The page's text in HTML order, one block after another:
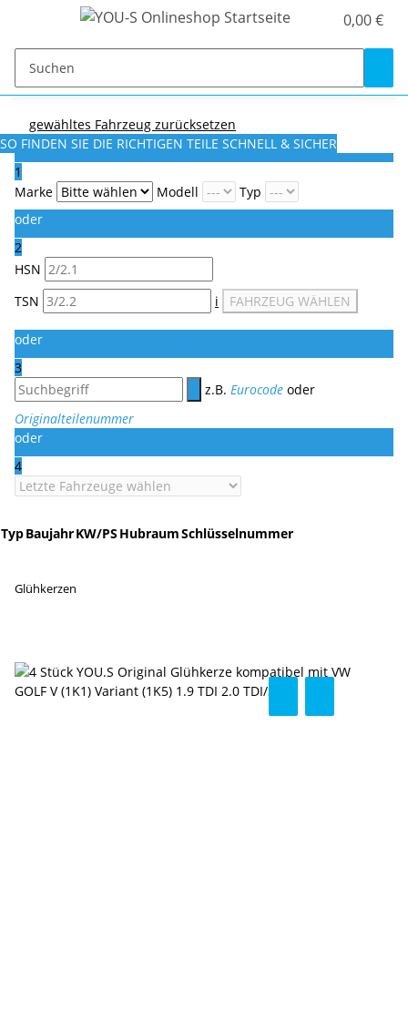
0,00 €
gewähltes Fahrzeug zurücksetzen
SO FINDEN SIE DIE RICHTIGEN TEILE SCHNELL & SICHER
1
Marke
Modell
Typ
oder
2
HSN
TSN
i FAHRZEUG WÄHLEN
oder
3
z.B. Eurocode oder
Originalteilenummer
oder
4
TypBaujahrKW/PS HubraumSchlüsselnummer
Glühkerzen